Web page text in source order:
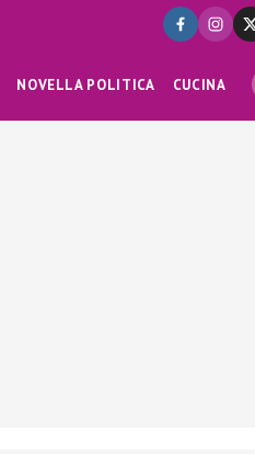
NOVELLA POLITICA CUCINA